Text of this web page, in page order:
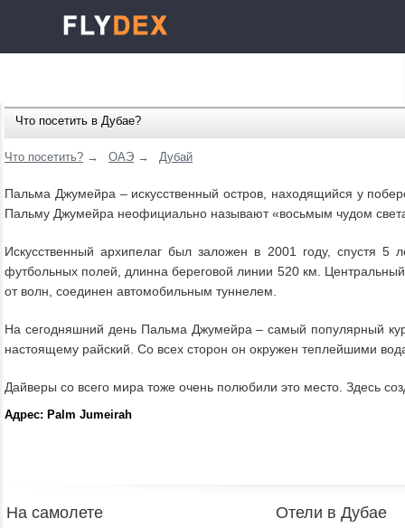
Что посетить в Дубае?
Что посетить? → ОАЭ → Дубай
Пальма Джумейра – искусственный остров, находящийся у
Пальму Джумейра неофициально называют «восьмым чудом
Искусственный архипелаг был заложен в 2001 году, спустя 5
футбольных полей, длинна береговой линии 520 км.
от волн, соединен автомобильным туннелем.
На сегодняшний день Пальма Джумейра – самый популярный
настоящему райский. Со всех сторон он окружен теплейшими
Дайверы со всего мира тоже очень полюбили это место. Здесь
Адрес: Palm Jumeirah
На самолете Отели в Дубае